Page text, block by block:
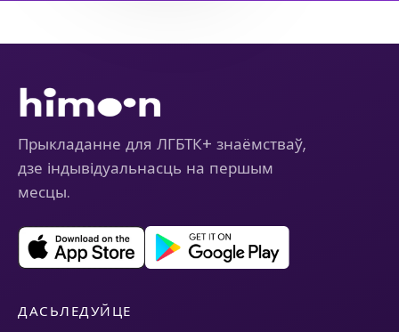
Прыкладанне для ЛГБТК+ знаёмстваў,
дзе індывідуальнасць на першым
месцы.
ДАСЬЛЕДУЙЦЕ